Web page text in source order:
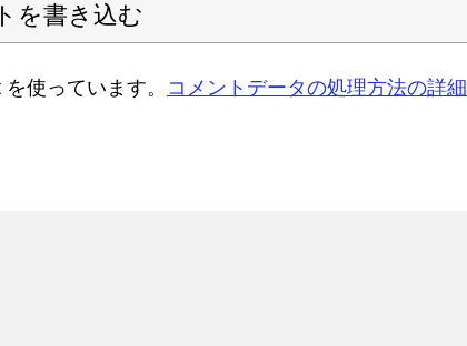
を書き込む
使っています。 コメントデータの処理方法の詳細